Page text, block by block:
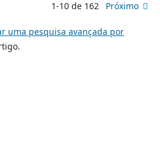
1-10 de 162 Próximo
uma pesquisa avançada por